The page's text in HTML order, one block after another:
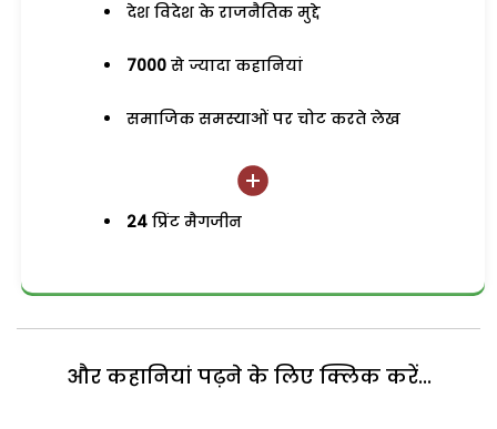
देश विदेश के राजनैतिक मुद्दे
7000 से ज्यादा कहानियां
समाजिक समस्याओं पर चोट करते लेख
24 प्रिंट मैगजीन
और कहानियां पढ़ने के लिए क्लिक करें...